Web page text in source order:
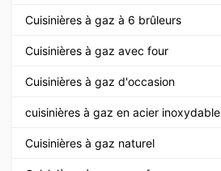
Cuisinières à gaz à 6 brûleurs
Cuisinières à gaz avec four
Cuisinières à gaz d'occasion
cuisinières à gaz en acier inoxydable
Cuisinières à gaz naturel